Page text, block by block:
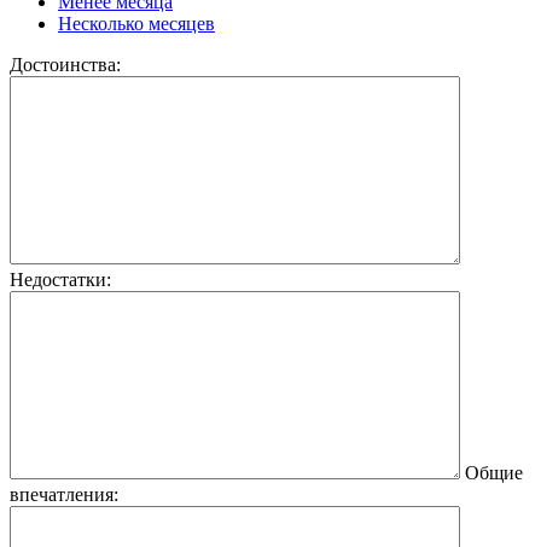
Несколько месяцев
Достоинства:
Недостатки:
Общие
впечатления: